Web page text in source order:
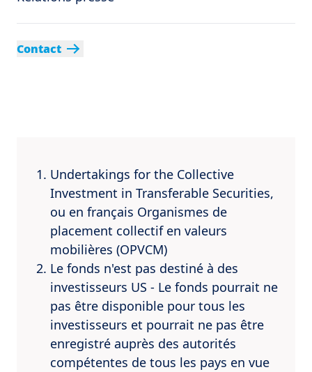
Contact
Undertakings for the Collective
Investment in Transferable Securities,
ou en français Organismes de
placement collectif en valeurs
mobilières (OPVCM)
Le fonds n'est pas destiné à des
investisseurs US - Le fonds pourrait ne
pas être disponible pour tous les
investisseurs et pourrait ne pas être
enregistré auprès des autorités
compétentes de tous les pays en vue